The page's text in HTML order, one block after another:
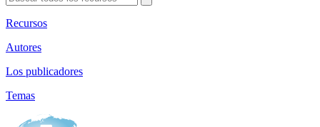
Recursos
Autores
Los publicadores
Temas